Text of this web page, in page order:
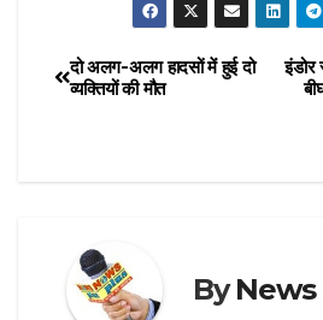
इंडोर
दो अलग-अलग हादसों में हुई दो
व्यक्तियों की मौत
ByNews